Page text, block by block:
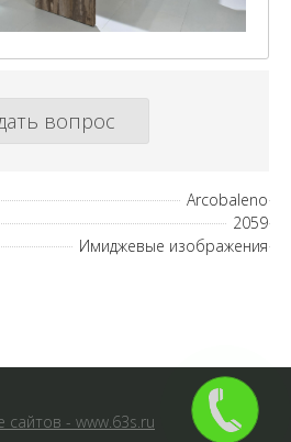
вопрос
Arcobaleno
2059
Имиджевые изображения
сайтов - www.63s.ru